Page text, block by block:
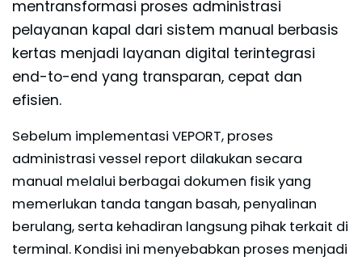
mentransformasi proses administrasi
pelayanan kapal dari sistem manual berbasis
kertas menjadi layanan digital terintegrasi
end-to-end yang transparan, cepat dan
efisien.
Sebelum implementasi VEPORT, proses
administrasi vessel report dilakukan secara
manual melalui berbagai dokumen fisik yang
memerlukan tanda tangan basah, penyalinan
berulang, serta kehadiran langsung pihak terkait di
terminal. Kondisi ini menyebabkan proses menjadi